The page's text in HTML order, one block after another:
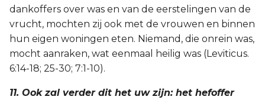
dankoffers over was en van de eerstelingen van de
vrucht, mochten zij ook met de vrouwen en binnen
hun eigen woningen eten. Niemand, die onrein was,
mocht aanraken, wat eenmaal heilig was (Leviticus.
6:14-18; 25-30; 7:1-10).
11. Ook zal verder dit het uw zijn: het hefoffer